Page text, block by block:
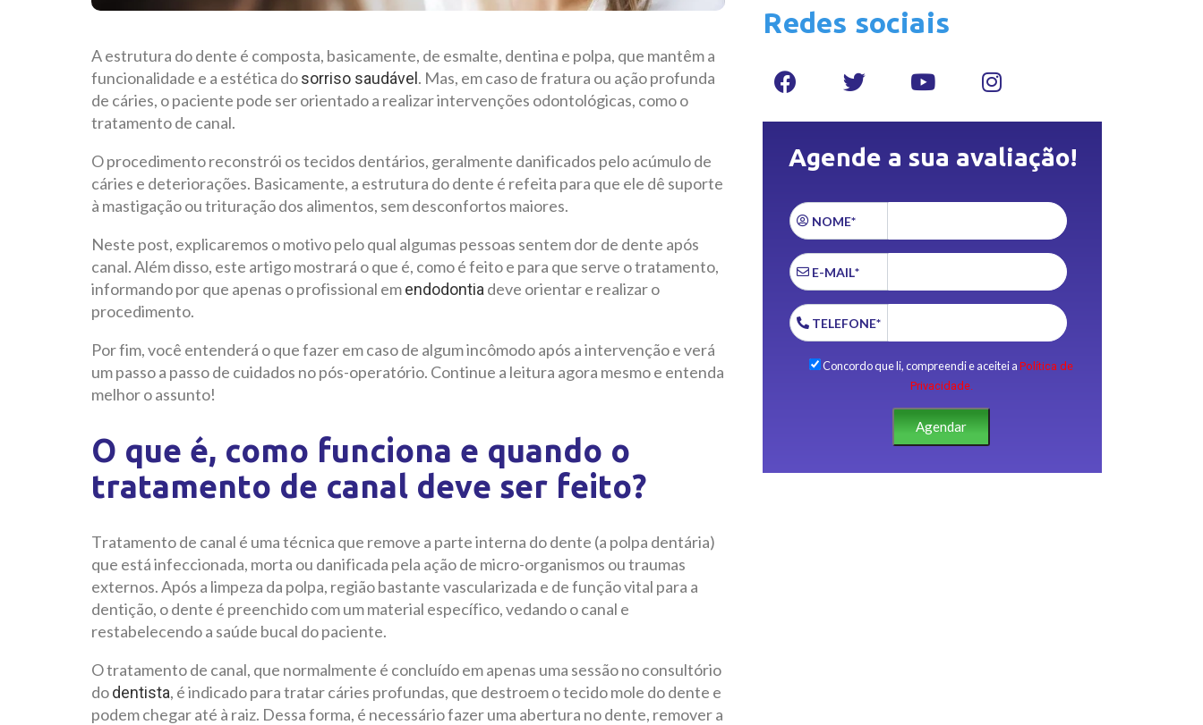
A estrutura do dente é composta, basicamente, de esmalte, dentina e polpa, que mantêm a
funcionalidade e a estética dosorriso saudável . Mas, em caso de fratura ou ação profunda
de cáries, o paciente pode ser orientado a realizar intervenções odontológicas, como o
tratamento de canal.
O procedimento reconstrói os tecidos dentários, geralmente danificados pelo acúmulo de
cáries e deteriorações. Basicamente, a estrutura do dente é refeita para que ele dê suporte
à mastigação ou trituração dos alimentos, sem desconfortos maiores.
Neste post, explicaremos o motivo pelo qual algumas pessoas sentem dor de dente após
canal. Além disso, este artigo mostrará o que é, como é feito e para que serve o tratamento,
informando por que apenas o profissional emendodontia deve orientar e realizar o
procedimento.
Por fim, você entenderá o que fazer em caso de algum incômodo após a intervenção e verá
um passo a passo de cuidados no pós-operatório. Continue a leitura agora mesmo e entenda
melhor o assunto!
O que é, como funciona e quando o
tratamento de canal deve ser feito?
Tratamento de canal é uma técnica que remove a parte interna do dente (a polpa dentária)
que está infeccionada, morta ou danificada pela ação de micro-organismos ou traumas
externos. Após a limpeza da polpa, região bastante vascularizada e de função vital para a
dentição, o dente é preenchido com um material específico, vedando o canal e
restabelecendo a saúde bucal do paciente.
O tratamento de canal, que normalmente é concluído em apenas uma sessão no consultório
dodentista, é indicado para tratar cáries profundas, que destroem o tecido mole do dente e
podem chegar até à raiz. Dessa forma, é necessário fazer uma abertura no dente, remover a
Redes sociais
Agende a sua avaliação!
NOME*
E-MAIL*
TELEFONE*
Concordo que li, compreendi e aceitei aPolítica de
Privacidade.
Agendar